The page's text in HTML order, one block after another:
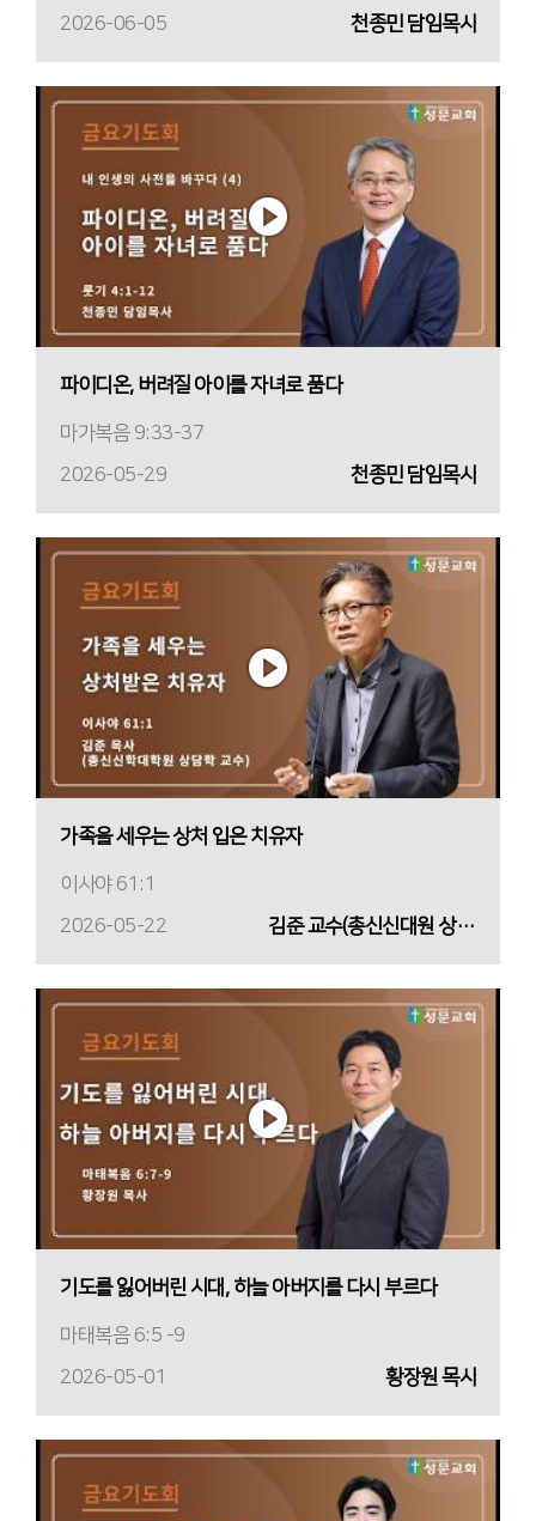
2026-06-05
천종민 담임목사
파이디온, 버려질 아이를 자녀로 품다
마가복음 9:33-37
2026-05-29
천종민 담임목사
가족을 세우는 상처 입은 치유자
이사야 61:1
2026-05-22
김준 교수(총신신대원 상담학 교수)
기도를 잃어버린 시대, 하늘 아버지를 다시 부르다
마태복음 6:5 -9
2026-05-01
황장원 목사